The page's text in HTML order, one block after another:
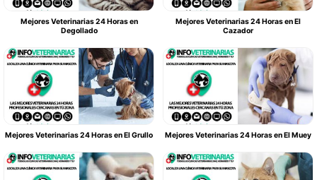
Mejores Veterinarias 24 Horas en
Degollado
Mejores Veterinarias 24 Horas en El
Cazador
Mejores Veterinarias 24 Horas en El Grullo Mejores Veterinarias 24 Horas en El Muey